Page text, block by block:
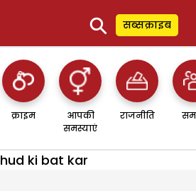
⚲ सब्सक्राइब
क्राइम
आपकी
समस्याएं
राजनीति
ki bat kar